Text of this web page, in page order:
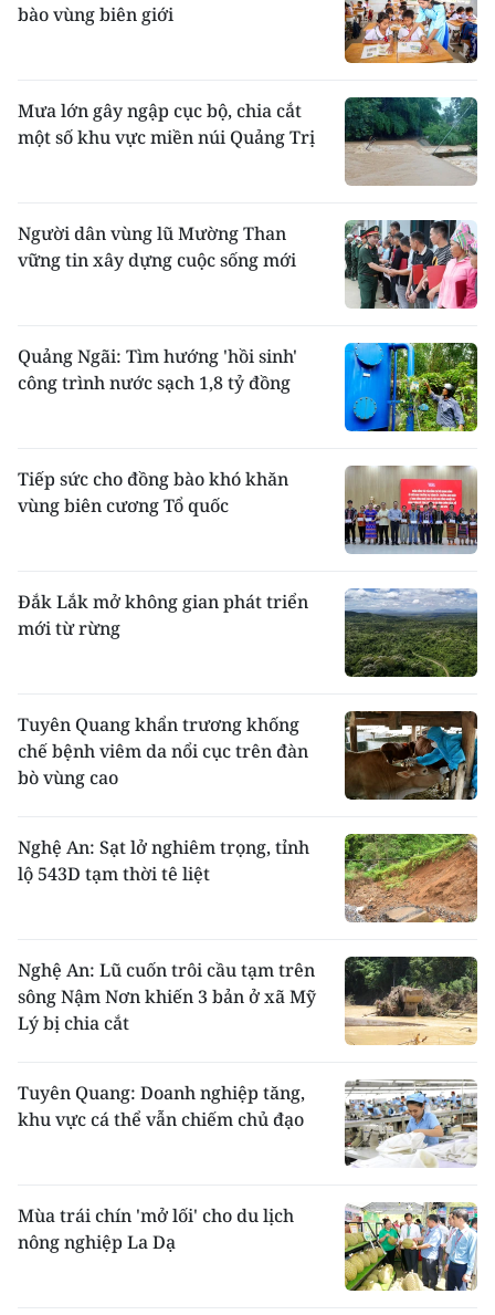
bào vùng biên giới
Mưa lớn gây ngập cục bộ, chia cắt
một số khu vực miền núi Quảng Trị
Người dân vùng lũ Mường Than
vững tin xây dựng cuộc sống mới
Quảng Ngãi: Tìm hướng 'hồi sinh'
công trình nước sạch 1,8 tỷ đồng
Tiếp sức cho đồng bào khó khăn
vùng biên cương Tổ quốc
Đắk Lắk mở không gian phát triển
mới từ rừng
Tuyên Quang khẩn trương khống
chế bệnh viêm da nổi cục trên đàn
bò vùng cao
Nghệ An: Sạt lở nghiêm trọng, tỉnh
lộ 543D tạm thời tê liệt
Nghệ An: Lũ cuốn trôi cầu tạm trên
sông Nậm Nơn khiến 3 bản ở xã Mỹ
Lý bị chia cắt
Tuyên Quang: Doanh nghiệp tăng,
khu vực cá thể vẫn chiếm chủ đạo
Mùa trái chín 'mở lối' cho du lịch
nông nghiệp La Dạ